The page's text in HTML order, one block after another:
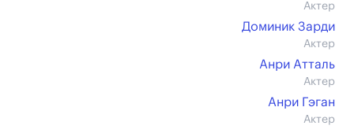
Актер
Доминик Зарди
Актер
Анри Атталь
Актер
Анри Гэган
Актер